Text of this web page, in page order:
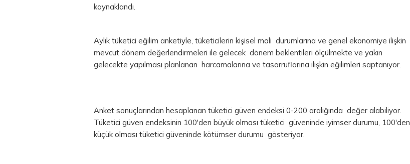
kaynaklandı.
Aylık tüketici eğilim anketiyle, tüketicilerin kişisel mali durumlarına ve genel ekonomiye ilişkin
mevcut dönem değerlendirmeleri ile gelecek dönem beklentileri ölçülmekte ve yakın
gelecekte yapılması planlanan harcamalarına ve tasarruflarına ilişkin eğilimleri saptanıyor.
Anket sonuçlarından hesaplanan tüketici güven endeksi 0-200 aralığında değer alabiliyor.
Tüketici güven endeksinin 100'den büyük olması tüketici güveninde iyimser durumu, 100'den
küçük olması tüketici güveninde kötümser durumu gösteriyor.